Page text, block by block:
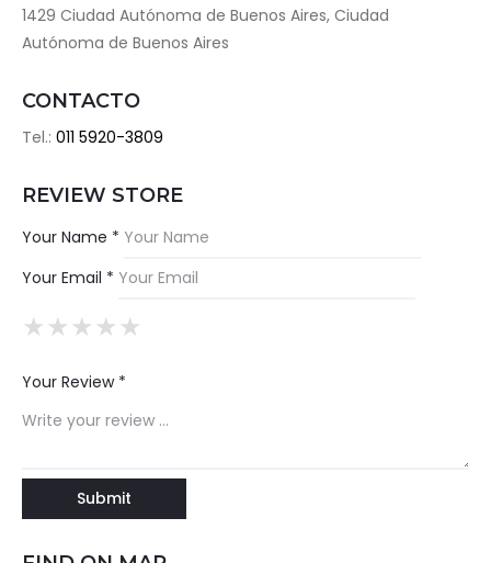
1429 Ciudad Autónoma de Buenos Aires, Ciudad
Autónoma de Buenos Aires
CONTACTO
Tel.: 011 5920-3809
REVIEW STORE
Your Name *
Your Email *
★
★★
★★★
★★★★
★★★★★
Your Review *